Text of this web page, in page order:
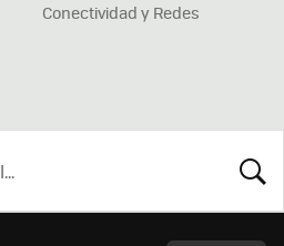
Conectividad y Redes